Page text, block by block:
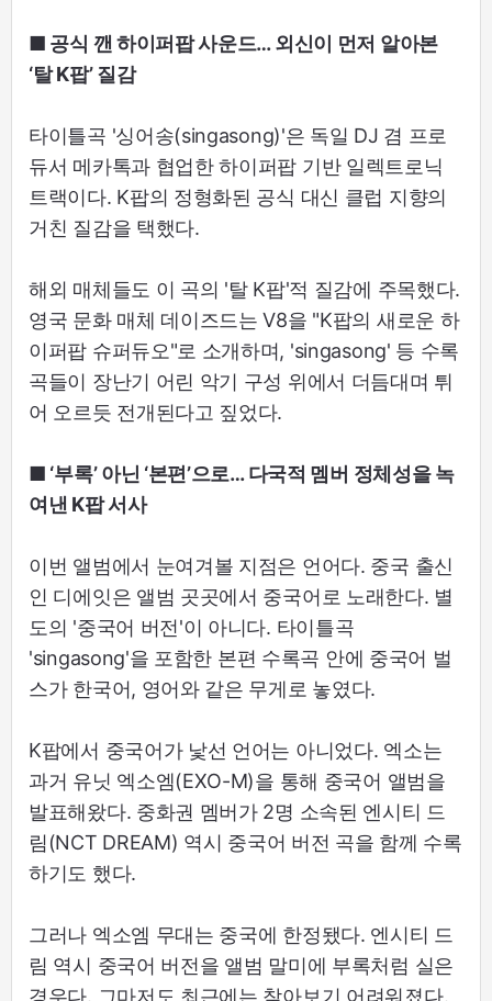
■ 공식 깬 하이퍼팝 사운드… 외신이 먼저 알아본
‘탈 K팝’ 질감
타이틀곡 '싱어송(singasong)'은 독일 DJ 겸 프로
듀서 메카톡과 협업한 하이퍼팝 기반 일렉트로닉
트랙이다. K팝의 정형화된 공식 대신 클럽 지향의
거친 질감을 택했다.
해외 매체들도 이 곡의 '탈 K팝'적 질감에 주목했다.
영국 문화 매체 데이즈드는 V8을 "K팝의 새로운 하
이퍼팝 슈퍼듀오"로 소개하며, 'singasong' 등 수록
곡들이 장난기 어린 악기 구성 위에서 더듬대며 튀
어 오르듯 전개된다고 짚었다.
■ ‘부록’ 아닌 ‘본편’으로… 다국적 멤버 정체성을 녹
여낸 K팝 서사
이번 앨범에서 눈여겨볼 지점은 언어다. 중국 출신
인 디에잇은 앨범 곳곳에서 중국어로 노래한다. 별
도의 '중국어 버전'이 아니다. 타이틀곡
'singasong'을 포함한 본편 수록곡 안에 중국어 벌
스가 한국어, 영어와 같은 무게로 놓였다.
K팝에서 중국어가 낯선 언어는 아니었다. 엑소는
과거 유닛 엑소엠(EXO-M)을 통해 중국어 앨범을
발표해왔다. 중화권 멤버가 2명 소속된 엔시티 드
림(NCT DREAM) 역시 중국어 버전 곡을 함께 수록
하기도 했다.
그러나 엑소엠 무대는 중국에 한정됐다. 엔시티 드
림 역시 중국어 버전을 앨범 말미에 부록처럼 실은